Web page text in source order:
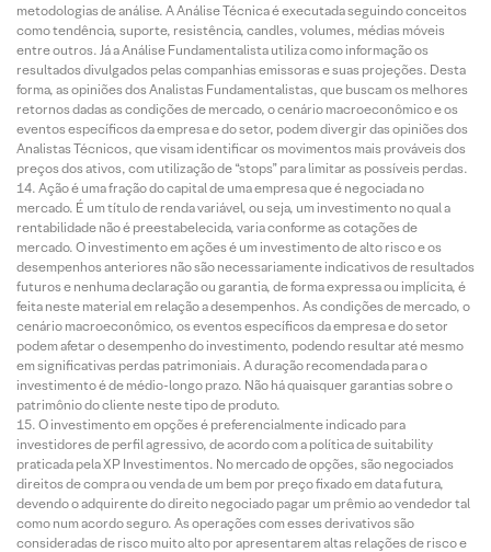
metodologias de análise. A Análise Técnica é executada seguindo conceitos
como tendência, suporte, resistência, candles, volumes, médias móveis
entre outros. Já a Análise Fundamentalista utiliza como informação os
resultados divulgados pelas companhias emissoras e suas projeções. Desta
forma, as opiniões dos Analistas Fundamentalistas, que buscam os melhores
retornos dadas as condições de mercado, o cenário macroeconômico e os
eventos específicos da empresa e do setor, podem divergir das opiniões dos
Analistas Técnicos, que visam identificar os movimentos mais prováveis dos
preços dos ativos, com utilização de “stops” para limitar as possíveis perdas.
Ação é uma fração do capital de uma empresa que é negociada no
mercado. É um título de renda variável, ou seja, um investimento no qual a
rentabilidade não é preestabelecida, varia conforme as cotações de
mercado. O investimento em ações é um investimento de alto risco e os
desempenhos anteriores não são necessariamente indicativos de resultados
futuros e nenhuma declaração ou garantia, de forma expressa ou implícita, é
feita neste material em relação a desempenhos. As condições de mercado, o
cenário macroeconômico, os eventos específicos da empresa e do setor
podem afetar o desempenho do investimento, podendo resultar até mesmo
em significativas perdas patrimoniais. A duração recomendada para o
investimento é de médio-longo prazo. Não há quaisquer garantias sobre o
patrimônio do cliente neste tipo de produto.
O investimento em opções é preferencialmente indicado para
investidores de perfil agressivo, de acordo com a política de suitability
praticada pela XP Investimentos. No mercado de opções, são negociados
direitos de compra ou venda de um bem por preço fixado em data futura,
devendo o adquirente do direito negociado pagar um prêmio ao vendedor tal
como num acordo seguro. As operações com esses derivativos são
consideradas de risco muito alto por apresentarem altas relações de risco e